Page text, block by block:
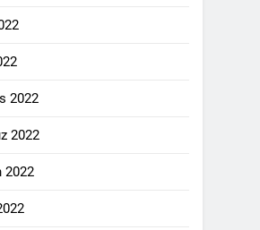
2022
2022
2022